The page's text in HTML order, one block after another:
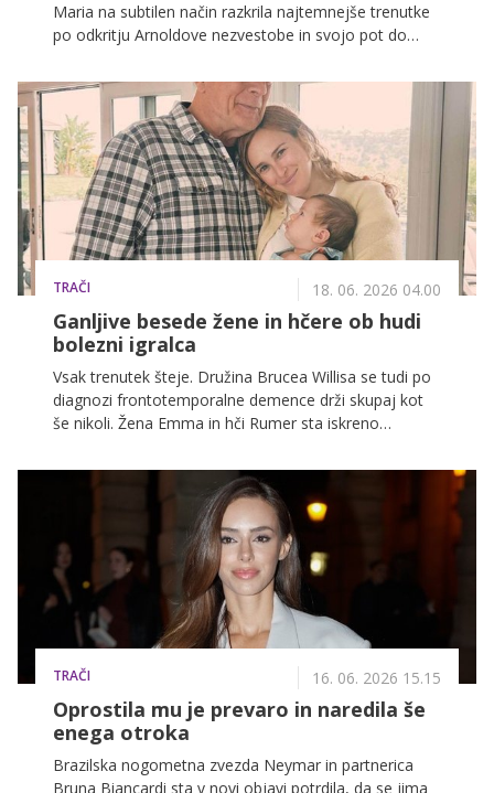
Maria na subtilen način razkrila najtemnejše trenutke
po odkritju Arnoldove nezvestobe in svojo pot do
TRAČI 18. 06. 2026 04.00
Ganljive besede žene in hčere ob hudi
bolezni igralca
Vsak trenutek šteje. Družina Brucea Willisa se tudi po
diagnozi frontotemporalne demence drži skupaj kot
še nikoli. Žena Emma in hči Rumer sta iskreno
neprecenljivih skupnih trenutkih.
TRAČI 16. 06. 2026 15.15
Oprostila mu je prevaro in naredila še
enega otroka
Brazilska nogometna zvezda Neymar in partnerica
Bruna Biancardi sta v novi objavi potrdila, da se jima